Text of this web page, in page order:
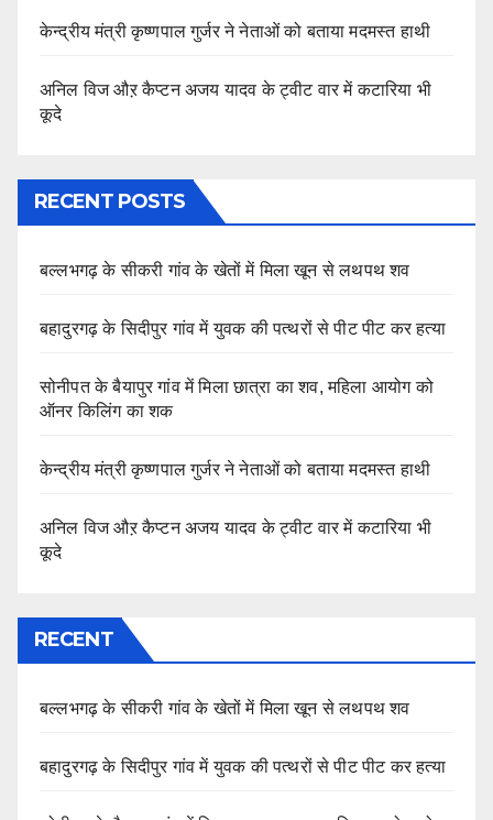
केन्द्रीय मंत्री कृष्णपाल गुर्जर ने नेताओं को बताया मदमस्त हाथी
अनिल विज औऱ कैप्टन अजय यादव के ट्वीट वार में कटारिया भी
कूदे
RECENT POSTS
बल्लभगढ़ के सीकरी गांव के खेतों में मिला खून से लथपथ शव
बहादुरगढ़ के सिदीपुर गांव में युवक की पत्थरों से पीट पीट कर हत्या
सोनीपत के बैयापुर गांव में मिला छात्रा का शव, महिला आयोग को
ऑनर किलिंग का शक
केन्द्रीय मंत्री कृष्णपाल गुर्जर ने नेताओं को बताया मदमस्त हाथी
अनिल विज औऱ कैप्टन अजय यादव के ट्वीट वार में कटारिया भी
कूदे
RECENT
बल्लभगढ़ के सीकरी गांव के खेतों में मिला खून से लथपथ शव
बहादुरगढ़ के सिदीपुर गांव में युवक की पत्थरों से पीट पीट कर हत्या